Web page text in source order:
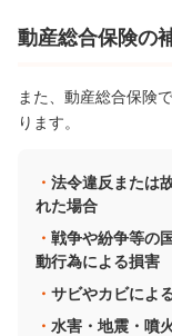
動産総合保険の
また、動産総合保険
ります。
法令違反または
れた場合
戦争や紛争等の
動行為による損害
サビやカビによ
水害・地震・噴